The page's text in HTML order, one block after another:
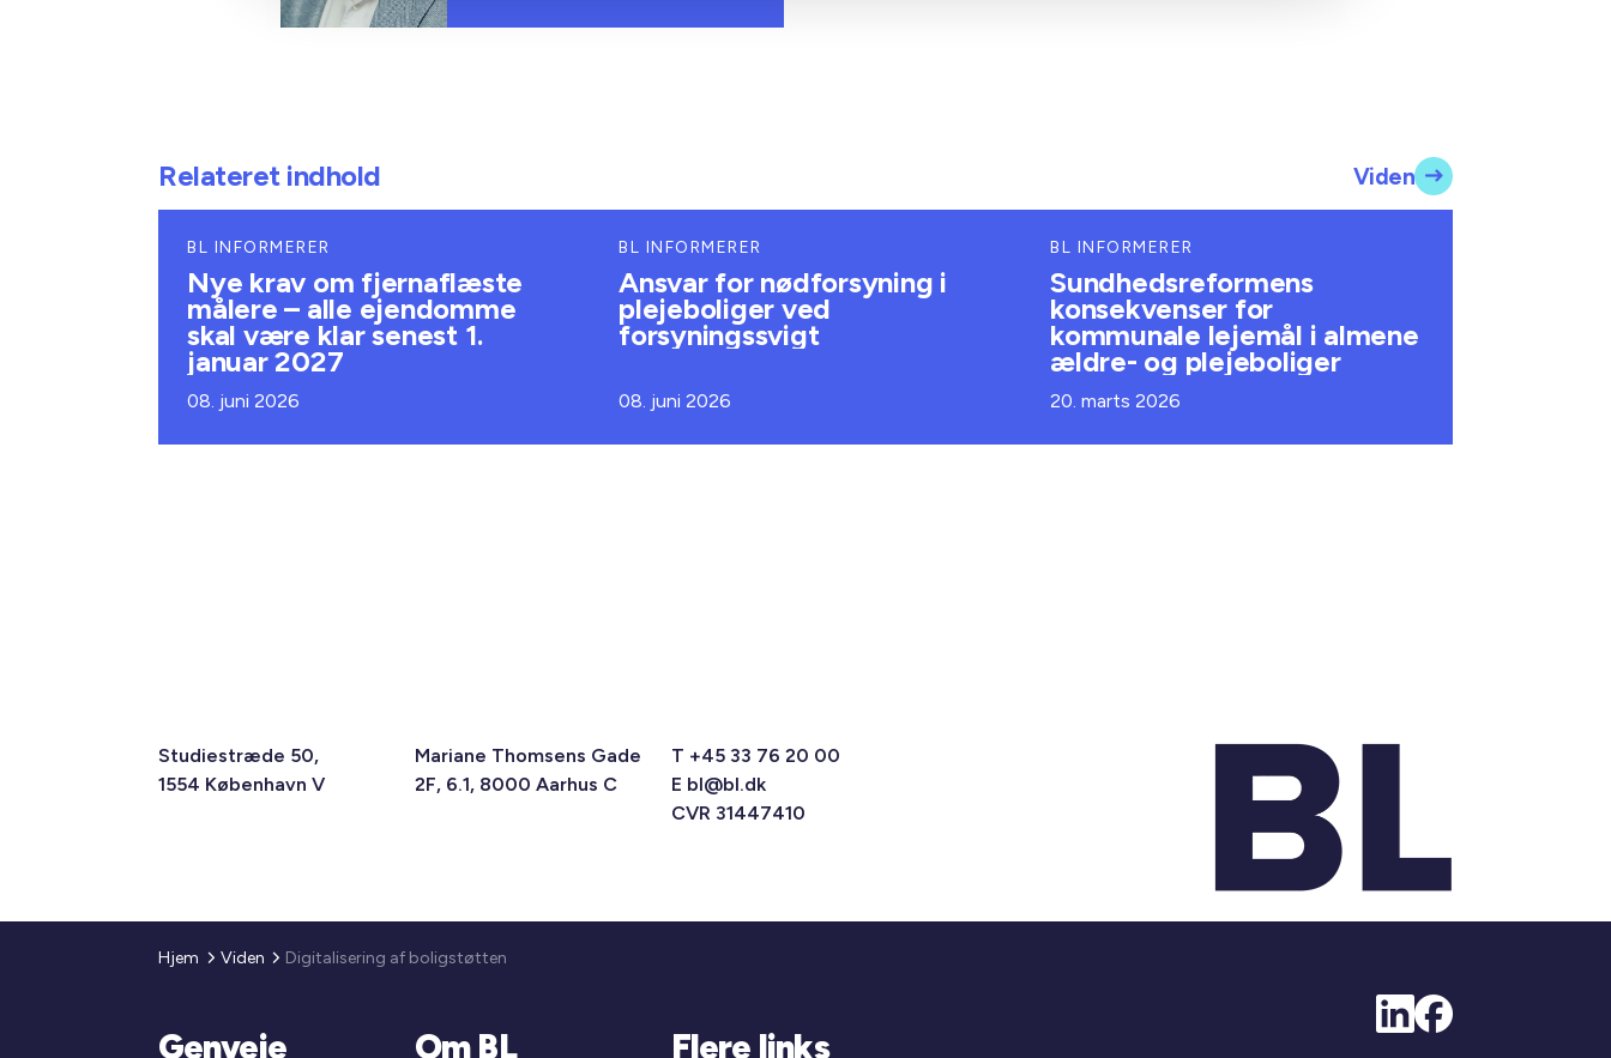
Relateret indhold Viden
BL INFORMERER
Nye krav om fjernaflæste
målere – alle ejendomme
skal være klar senest 1.
januar 2027
08. juni 2026
BL INFORMERER
Ansvar for nødforsyning i
plejeboliger ved
forsyningssvigt
08. juni 2026
BL INFORMERER
Sundhedsreformens
konsekvenser for
kommunale lejemål i almene
ældre- og plejeboliger
20. marts 2026
Studiestræde 50,
1554 København V
Mariane Thomsens Gade
2F, 6.1, 8000 Aarhus C
T +45 33 76 20 00
E bl@bl.dk
CVR 31447410
Hjem Viden Digitalisering af boligstøtten
Genveje Om BL Flere links